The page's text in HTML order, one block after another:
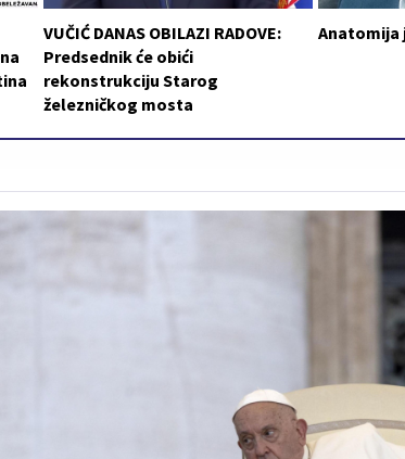
VUČIĆ DANAS OBILAZI RADOVE:
Predsednik će obići
rekonstrukciju Starog
železničkog mosta
Anatomija